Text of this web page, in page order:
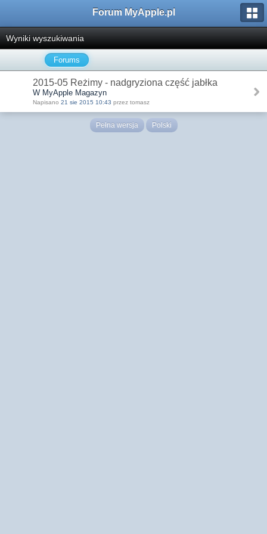
Forum MyApple.pl
Wyniki wyszukiwania
Forums
2015-05 Reżimy - nadgryziona część jabłka
W MyApple Magazyn
Napisano 21 sie 2015 10:43 przez tomasz
Pełna wersja Polski